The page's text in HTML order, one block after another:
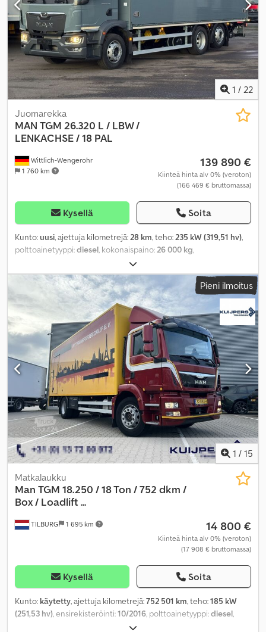
1 / 22
Wittlich-Wengerohr
1 760 km
Juomarekka
MAN TGM 26.320 L / LBW /
LENKACHSE / 18 PAL
139 890 €
Kiinteä hinta alv 0% (veroton)
(166 469 € bruttomassa)
Kysellä Soita
Kunto:uusi, ajettuja kilometrejä:28 km, teho:235 kW (319,51 hv),
polttoainetyyppi:diesel, kokonaispaino:26 000 kg,
, vaihteistotyyppi:
kuormatilan pituus:7 350 mm, lastitilan leveys:2 470 mm,
kuormatilan korkeus:2 195 mm, Varusteet: ABS, ilmastointi,
navigointijärjestelmä, takalaitanostin
Pieni ilmoitus
1 / 15
TILBURG 1 695 km
Matkalaukku
Man TGM 18.250 / 18 Ton / 752 dkm /
Box / Loadlift ...
14 800 €
Kiinteä hinta alv 0% (veroton)
(17 908 € bruttomassa)
Kysellä Soita
Kunto: käytetty, ajettuja kilometrejä:752 501 km, teho:185 kW
(251,53 hv) , ensirekisteröinti:10/2016 , polttoainetyyppi:diesel
, akselikokoonpano: